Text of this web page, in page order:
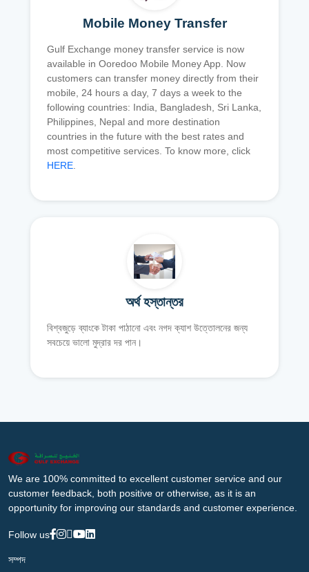
Mobile Money Transfer
Gulf Exchange money transfer service is now
available in Ooredoo Mobile Money App. Now
customers can transfer money directly from their
mobile, 24 hours a day, 7 days a week to the
following countries: India, Bangladesh, Sri Lanka,
Philippines, Nepal and more destination
countries in the future with the best rates and
most competitive services. To know more, click
HERE.
অর্থ হস্তান্তর
বিশ্বজুড়ে ব্যাংকে টাকা পাঠানো এবং নগদ ক্যাশ উত্তোলনের জন্য
সবচেয়ে ভালো মুদ্রার দর পান।
We are 100% committed to excellent customer service and our
customer feedback, both positive or otherwise, as it is an
opportunity for improving our standards and customer experience.
Follow us
সম্পদ